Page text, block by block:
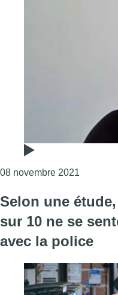
08 novembre 2021
Selon une
sur 10 ne se
avec la police